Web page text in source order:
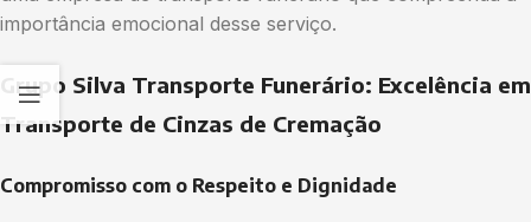
importância emocional desse serviço.
Grupo Silva Transporte Funerário: Excelência em
Transporte de Cinzas de Cremação
Compromisso com o Respeito e Dignidade